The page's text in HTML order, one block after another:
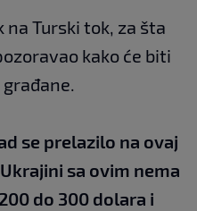
na Turski tok, za šta
kako će biti
se prelazilo na ovaj
sa ovim nema
do 300 dolara i